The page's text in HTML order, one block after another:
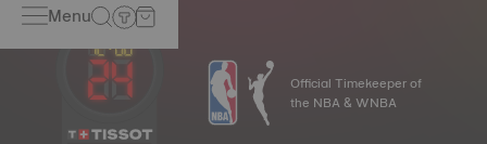
Menu
Official Timekeeper of
the NBA & WNBA